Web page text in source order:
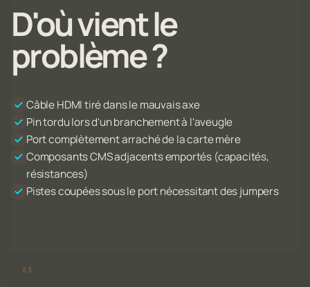
D'où vient le
problème ?
Câble HDMI tiré dans le mauvais axe
Pin tordu lors d'un branchement à l'aveugle
Port complètement arraché de la carte mère
Composants CMS adjacents emportés (capacités,
résistances)
Pistes coupées sous le port nécessitant des jumpers